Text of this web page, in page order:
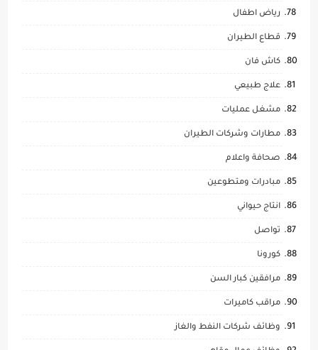
رياض اطفال
قطاع الطيران
كاش فان
علاج طبيعي
مشغل عمليات
مطارات وشركات الطيران
صحافة واعلام
مبادرات ومتطوعين
انتاج حيواني
تواصل
كورونا
مرافقين كبار السن
مراقب كاميرات
وظائف شركات النفط والغاز